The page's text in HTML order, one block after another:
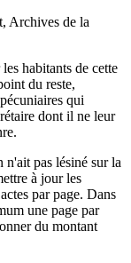
Archives de la
habitants de cette
du reste,
qui
dont il ne leur
n'ait pas lésiné sur la
à jour les
par page. Dans
une page par
du montant